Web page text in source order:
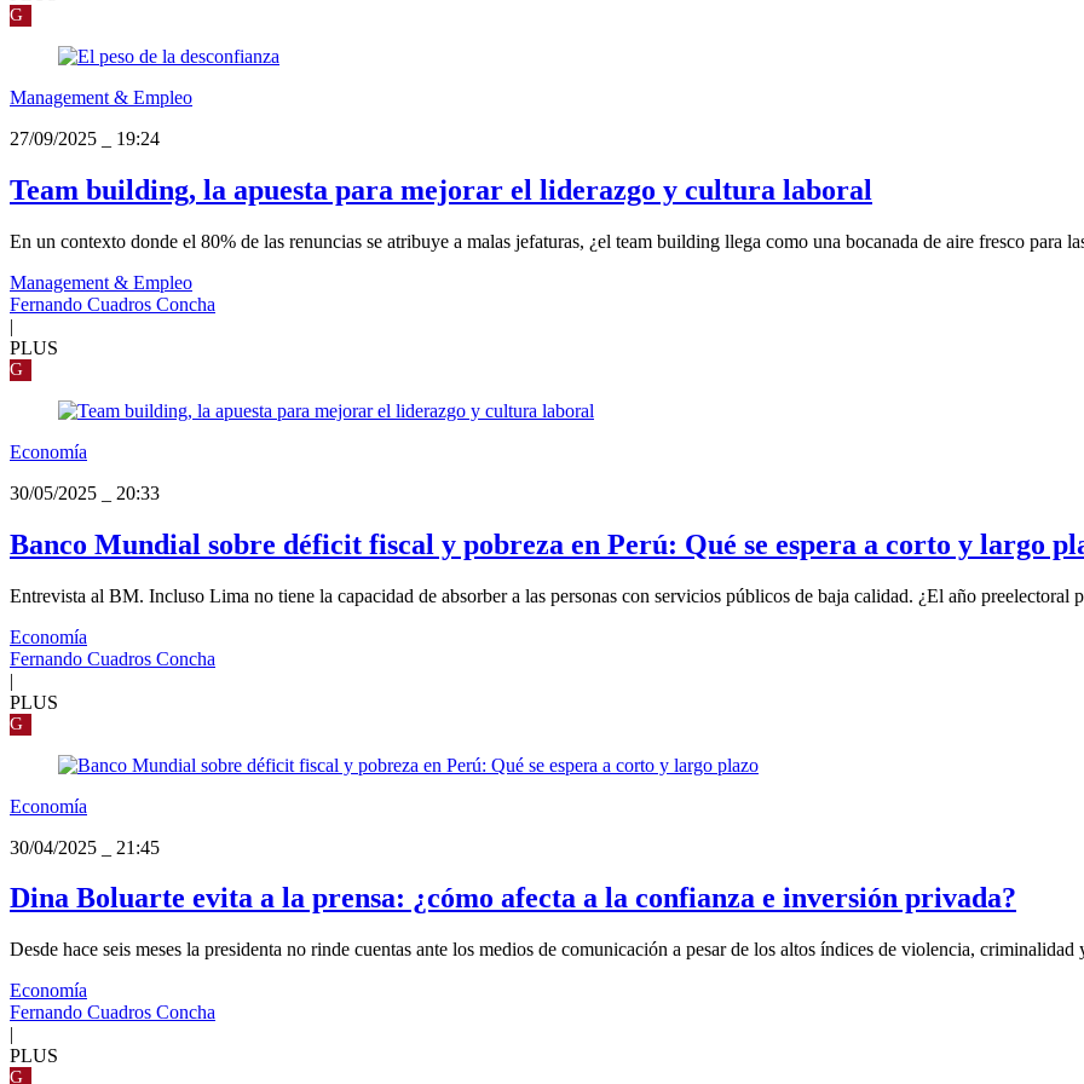
G
Management & Empleo
27/09/2025
19:24
Team building, la apuesta para mejorar el liderazgo y cultura laboral
En un contexto donde el 80% de las renuncias se atribuye a malas jefaturas, ¿el team building llega como una bocanada de aire fresco para
Management & Empleo
Fernando Cuadros Concha
|
PLUS
G
Economía
30/05/2025
20:33
Banco Mundial sobre déficit fiscal y pobreza en Perú: Qué se espera a corto y largo
Entrevista al BM. Incluso Lima no tiene la capacidad de absorber a las personas con servicios públicos de baja calidad. ¿El año preelectoral
Economía
Fernando Cuadros Concha
|
PLUS
G
Economía
30/04/2025
21:45
Dina Boluarte evita a la prensa: ¿cómo afecta a la confianza e inversión privada?
Desde hace seis meses la presidenta no rinde cuentas ante los medios de comunicación a pesar de los altos índices de violencia, criminalidad
Economía
Fernando Cuadros Concha
|
PLUS
G